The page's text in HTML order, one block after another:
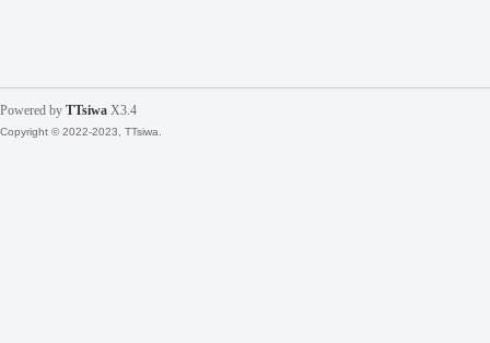
Powered by TTsiwa X3.4
Copyright © 2022-2023, TTsiwa.